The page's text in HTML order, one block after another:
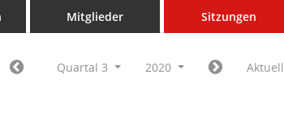
Mitglieder Sitzungen
Quartal 3 2020 Aktuell